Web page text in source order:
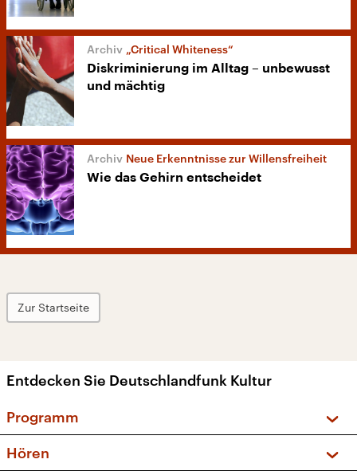
„Critical Whiteness“
Diskriminierung im Alltag – unbewusst
und mächtig
Neue Erkenntnisse zur Willensfreiheit
Wie das Gehirn entscheidet
Zur Startseite
Entdecken Sie Deutschlandfunk Kultur
Programm
Hören